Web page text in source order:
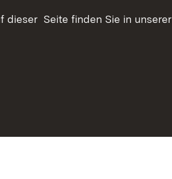
dieser Seite finden Sie in unserer